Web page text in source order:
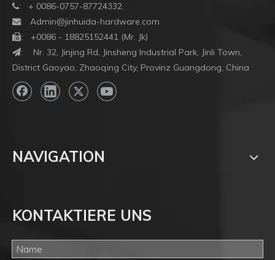
: + 0086-0757-87724332.
: Admin@jinhuida-hardware.com
: +0086 - 18825152441 (Mr. Jk)
: Nr. 32, Jinjing Rd, Jinsheng Industrial Park, Jinli Town,
District Gaoyao, Zhaoqing City, Provinz Guangdong, China
NAVIGATION
KONTAKTIERE UNS